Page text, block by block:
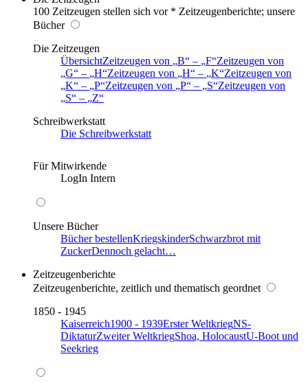
100 Zeitzeugen stellen sich vor * Zeitzeugenberichte; unsere
Bücher
Die Zeitzeugen
ÜbersichtZeitzeugen von B – F Zeitzeugen von
G
– H Zeitzeugen von H – K Zeitzeugen von
K
– P Zeitzeugen von P – S Zeitzeugen von
S
–
Z
Schreibwerkstatt
Die Schreibwerkstatt
Für Mitwirkende
LogIn Intern
Unsere Bücher
Bücher bestellenKriegskinderSchwarzbrot mit
ZuckerDennoch gelacht…
Zeitzeugenberichte
Zeitzeugenberichte, zeitlich und thematisch geordnet
1850 - 1945
Kaiserreich1900 - 1939Erster WeltkriegNS-
DiktaturZweiter WeltkriegShoa, HolocaustU-Boot und
Seekrieg